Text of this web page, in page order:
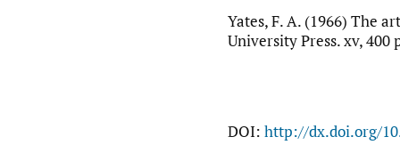
Yates, F. A. (1966) The
University Press. xv, 400
DOI: http://dx.doi.org/